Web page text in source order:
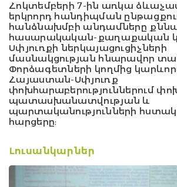
Հոկտեմբերի 7-ին առկա
երկրորդ հանդիպման
հանձնախմբի անդամները
հասարակական-քաղաքական
Սփյուռքի ներկայացուցիչների
մասնակցության հնարավոր
Փորձագետների կողմից
Հայաստան-Սփյուռք
փոխհարաբերություններում
պատասխանատվության և
պարտականությունների
հարցերը:
Լուսանկարներ